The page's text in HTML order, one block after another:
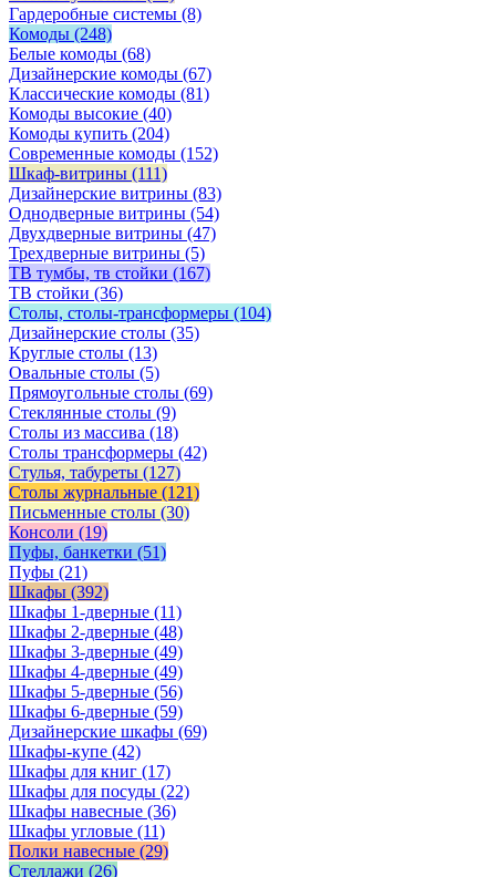
Гардеробные системы (8)
Комоды (248)
Белые комоды (68)
Дизайнерские комоды (67)
Классические комоды (81)
Комоды высокие (40)
Комоды купить (204)
Современные комоды (152)
Шкаф-витрины (111)
Дизайнерские витрины (83)
Однодверные витрины (54)
Двухдверные витрины (47)
Трехдверные витрины (5)
ТВ тумбы, тв стойки (167)
ТВ стойки (36)
Столы, столы-трансформеры (104)
Дизайнерские столы (35)
Круглые столы (13)
Овальные столы (5)
Прямоугольные столы (69)
Стеклянные столы (9)
Столы из массива (18)
Столы трансформеры (42)
Стулья, табуреты (127)
Столы журнальные (121)
Письменные столы (30)
Консоли (19)
Пуфы, банкетки (51)
Пуфы (21)
Шкафы (392)
Шкафы 1-дверные (11)
Шкафы 2-дверные (48)
Шкафы 3-дверные (49)
Шкафы 4-дверные (49)
Шкафы 5-дверные (56)
Шкафы 6-дверные (59)
Дизайнерские шкафы (69)
Шкафы-купе (42)
Шкафы для книг (17)
Шкафы для посуды (22)
Шкафы навесные (36)
Шкафы угловые (11)
Полки навесные (29)
Стеллажи (26)